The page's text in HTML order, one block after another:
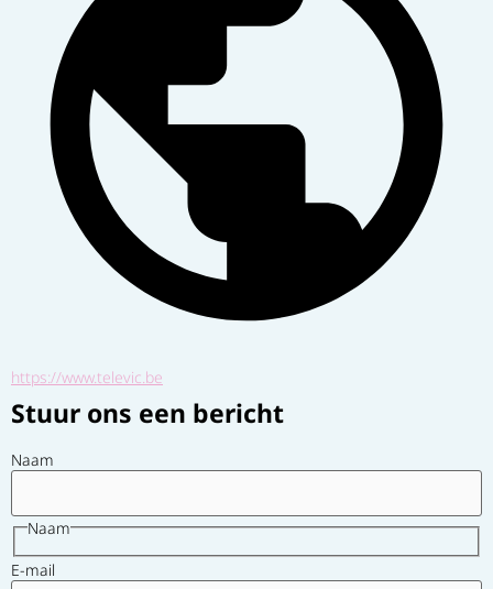
https://www.televic.be
Stuur ons een bericht
Naam
Naam
E-mail